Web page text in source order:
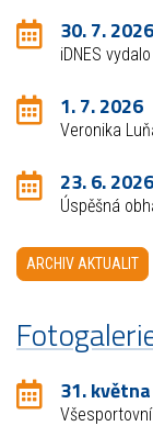
30. 7. 2026
iDNES
1. 7. 2026
Veronika
23. 6. 2026
Úspěšná
ARCHIV AKTUALIT
31.